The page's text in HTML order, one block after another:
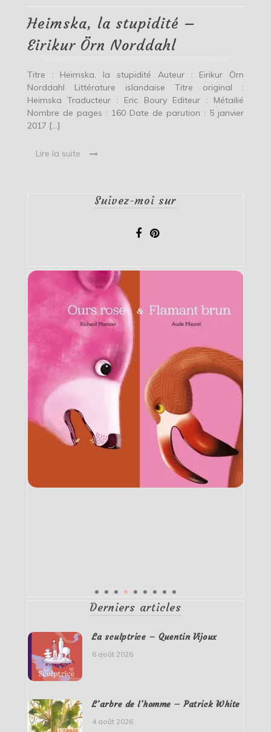
Örn
Norddahl
Heimska, la stupidité –
Eirikur Örn Norddahl
Titre : Heimska, la stupidité Auteur : Eirikur Örn
Norddahl Littérature islandaise Titre original :
Heimska Traducteur : Eric Boury Editeur : Métailié
Nombre de pages : 160 Date de parution : 5 janvier
2017 […]
Lire la suite
Suivez-moi sur
Derniers articles
La sculptrice – Quentin Vijoux
6 août 2026
L’arbre de l’homme – Patrick White
4 août 2026